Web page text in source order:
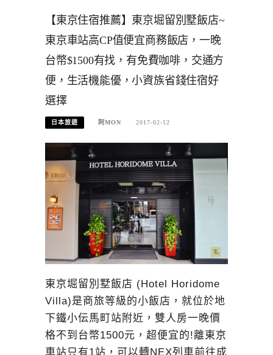
【東京住宿推薦】東京堀留別墅飯店~
東京車站高CP值便宜商務飯店，一晚
台幣$1500有找，有免費咖啡，交通方
便，生活機能優，小資族省錢住宿好
選擇
日本旅遊 阿MON 2017-02-12
東京堀留別墅飯店 (Hotel Horidome
Villa)是商旅等級的小飯店，就位於地
下鐵小伝馬町站附近，雙人房一晚價
格不到台幣1500元，超便宜的!離東京
車站只有1站，可以轉NEX列車前往成